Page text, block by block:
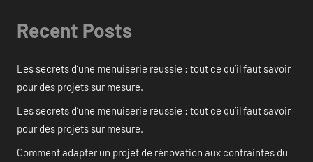
Recent Posts
Les secrets d’une menuiserie réussie : tout ce qu’il faut savoir
pour des projets sur mesure.
Les secrets d’une menuiserie réussie : tout ce qu’il faut savoir
pour des projets sur mesure.
Comment adapter un projet de rénovation aux contraintes du